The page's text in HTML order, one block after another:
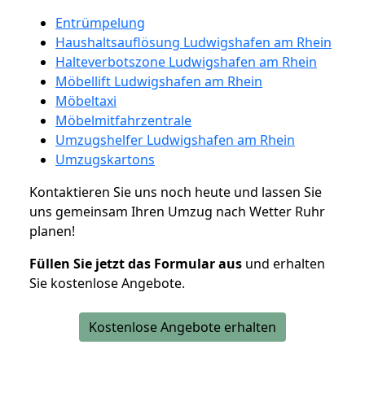
Entrümpelung
Haushaltsauflösung Ludwigshafen am Rhein
Halteverbotszone Ludwigshafen am Rhein
Möbellift Ludwigshafen am Rhein
Möbeltaxi
Möbelmitfahrzentrale
Umzugshelfer Ludwigshafen am Rhein
Umzugskartons
Kontaktieren Sie uns noch heute und lassen Sie
uns gemeinsam Ihren Umzug nach Wetter Ruhr
planen!
Füllen Sie jetzt das Formular aus und erhalten
Sie kostenlose Angebote.
Kostenlose Angebote erhalten